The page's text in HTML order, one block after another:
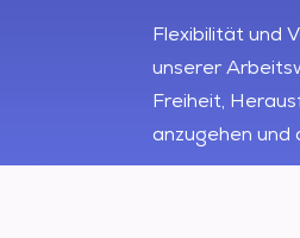
Flexibilität und
unserer
Freiheit,
anzugehen und